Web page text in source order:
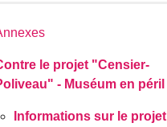
le projet "Censier-
- Muséum en péril
Informations sur le projet